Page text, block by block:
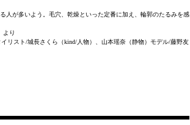
人が多いよう。毛穴、乾燥といった定番に加え、輪郭のたるみを感
より
リスト/城長さくら（kind/人物）、山本瑶奈（静物）モデル/藤野友